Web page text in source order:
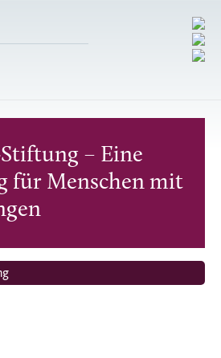
– Eine
für Menschen mit